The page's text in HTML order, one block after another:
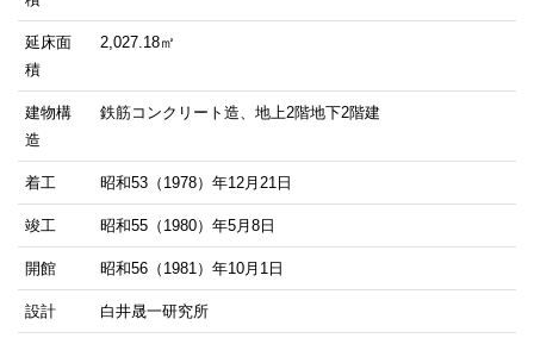
建設計画から開館まで
事業記録
延床面
積
2,027.18㎡
建物構
造
鉄筋コンクリート造、地上2階地下2階建
着工 昭和53（1978）年12月21日
竣工 昭和55（1980）年5月8日
開館 昭和56（1981）年10月1日
設計 白井晟一研究所